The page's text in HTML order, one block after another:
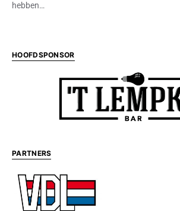
hebben…
HOOFDSPONSOR
PARTNERS